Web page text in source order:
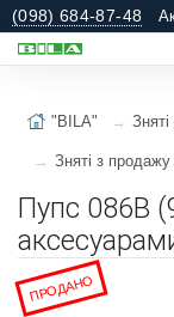
(098) 684-87-48
"BILA"
Зняті з
Пупс 086B
ПРОДАНО